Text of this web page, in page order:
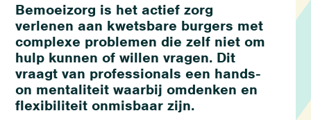
Bemoeizorg is het actief zorg
verlenen aan kwetsbare burgers met
complexe problemen die zelf niet om
hulp kunnen of willen vragen. Dit
vraagt van professionals een hands-
on mentaliteit waarbij omdenken en
flexibiliteit onmisbaar zijn.